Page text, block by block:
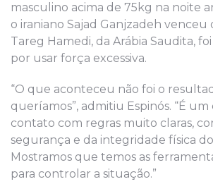
masculino acima de 75kg na noite
o iraniano Sajad Ganjzadeh venceu
Tareg Hamedi, da Arábia Saudita,
por usar força excessiva.
“O que aconteceu não foi o
queríamos”, admitiu Espinós. “É
contato com regras muito claras,
segurança e da integridade física
Mostramos que temos as
para controlar a situação.”